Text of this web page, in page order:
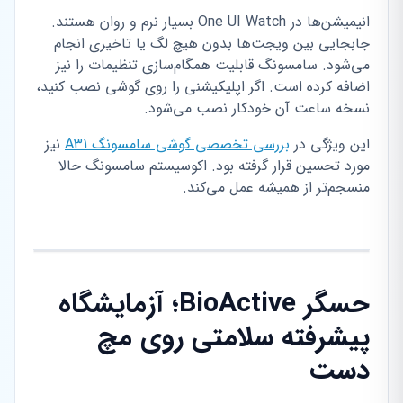
انیمیشن‌ها در One UI Watch بسیار نرم و روان هستند.
جابجایی بین ویجت‌ها بدون هیچ لگ یا تاخیری انجام
می‌شود. سامسونگ قابلیت همگام‌سازی تنظیمات را نیز
اضافه کرده است. اگر اپلیکیشنی را روی گوشی نصب کنید،
نسخه ساعت آن خودکار نصب می‌شود.
این ویژگی در بررسی تخصصی گوشی سامسونگ A31
نیز
مورد تحسین قرار گرفته بود. اکوسیستم سامسونگ حالا
منسجم‌تر از همیشه عمل می‌کند.
حسگر BioActive؛ آزمایشگاه
پیشرفته سلامتی روی مچ
دست